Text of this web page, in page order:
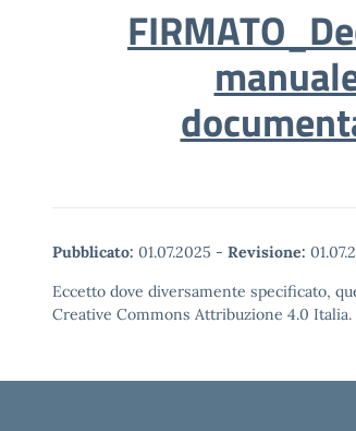
Pubblicato: 01.07.2025 - Revisione:
Eccetto dove diversamente specificato,
Creative Commons Attribuzione 4.0 Italia.